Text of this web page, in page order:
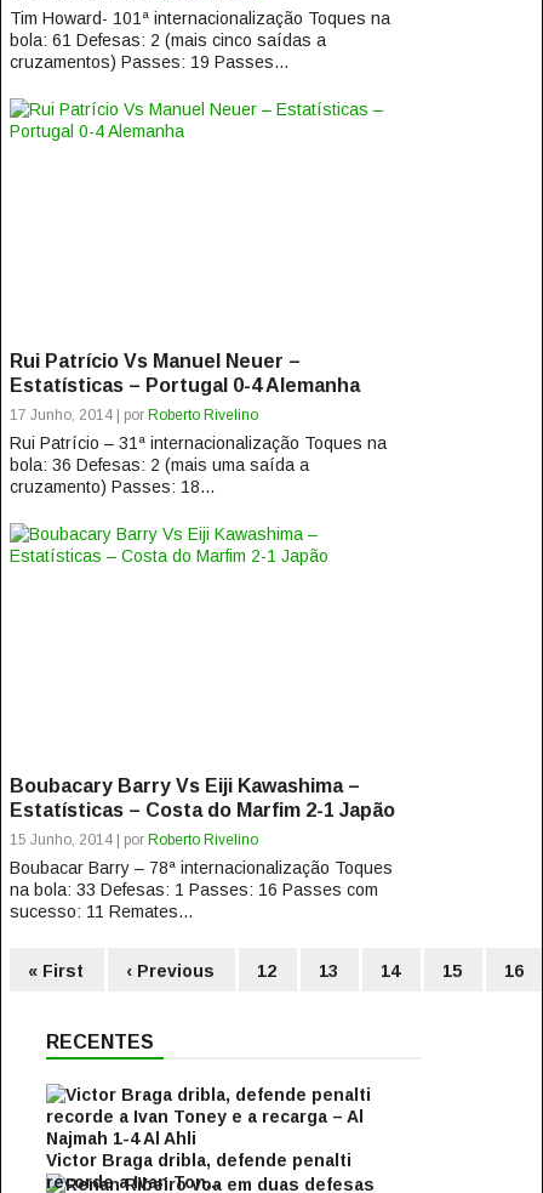
Tim Howard- 101ª internacionalização Toques na
bola: 61 Defesas: 2 (mais cinco saídas a
cruzamentos) Passes: 19 Passes...
Rui Patrício Vs Manuel Neuer –
Estatísticas – Portugal 0-4 Alemanha
17 Junho, 2014 | por Roberto Rivelino
Rui Patrício – 31ª internacionalização Toques na
bola: 36 Defesas: 2 (mais uma saída a
cruzamento) Passes: 18...
Boubacary Barry Vs Eiji Kawashima –
Estatísticas – Costa do Marfim 2-1 Japão
15 Junho, 2014 | por Roberto Rivelino
Boubacar Barry – 78ª internacionalização Toques
na bola: 33 Defesas: 1 Passes: 16 Passes com
sucesso: 11 Remates...
« First ‹ Previous 12 13 14 15 16
RECENTES
Victor Braga dribla, defende penalti
recorde a Ivan Ton...